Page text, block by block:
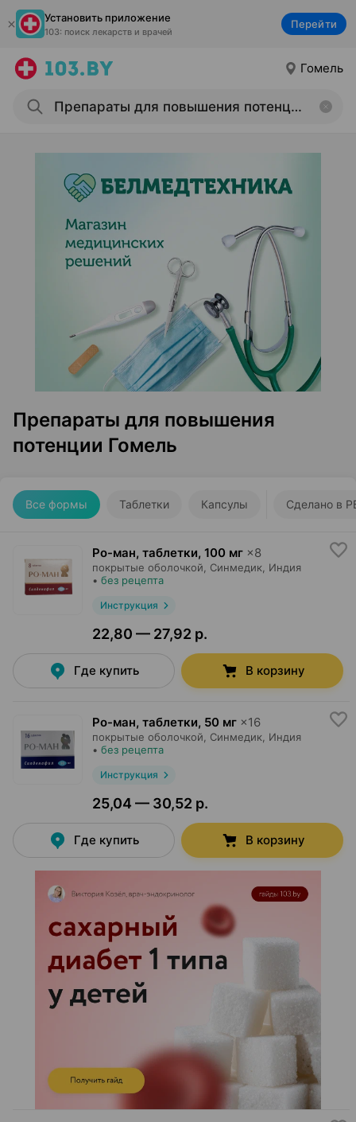
Установить приложение
103: поиск лекарств и врачей
Перейти
Гомель
Препараты для повышения
потенции Гомель
Все формы Таблетки Капсулы Сделано в
Ро-ман, таблетки, 100 мг ×8
покрытые оболочкой, Синмедик , Индия
• без рецепта
Инструкция
22,80 — 27,92 р.
Где купить В корзину
Ро-ман, таблетки, 50 мг ×16
покрытые оболочкой, Синмедик , Индия
• без рецепта
Инструкция
25,04 — 30,52 р.
Где купить В корзину